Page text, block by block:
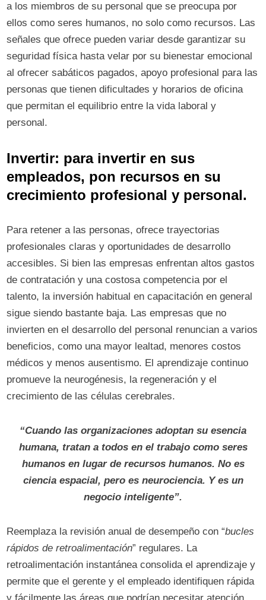
a los miembros de su personal que se preocupa por
ellos como seres humanos, no solo como recursos. Las
señales que ofrece pueden variar desde garantizar su
seguridad física hasta velar por su bienestar emocional
al ofrecer sabáticos pagados, apoyo profesional para las
personas que tienen dificultades y horarios de oficina
que permitan el equilibrio entre la vida laboral y
personal.
Invertir: para invertir en sus
empleados, pon recursos en su
crecimiento profesional y personal.
Para retener a las personas, ofrece trayectorias
profesionales claras y oportunidades de desarrollo
accesibles. Si bien las empresas enfrentan altos gastos
de contratación y una costosa competencia por el
talento, la inversión habitual en capacitación en general
sigue siendo bastante baja. Las empresas que no
invierten en el desarrollo del personal renuncian a varios
beneficios, como una mayor lealtad, menores costos
médicos y menos ausentismo. El aprendizaje continuo
promueve la neurogénesis, la regeneración y el
crecimiento de las células cerebrales.
“Cuando las organizaciones adoptan su esencia
humana, tratan a todos en el trabajo como seres
humanos en lugar de recursos humanos. No es
ciencia espacial, pero es neurociencia. Y es un
negocio inteligente”.
Reemplaza la revisión anual de desempeño con “bucles
rápidos de retroalimentación” regulares. La
retroalimentación instantánea consolida el aprendizaje y
permite que el gerente y el empleado identifiquen rápida